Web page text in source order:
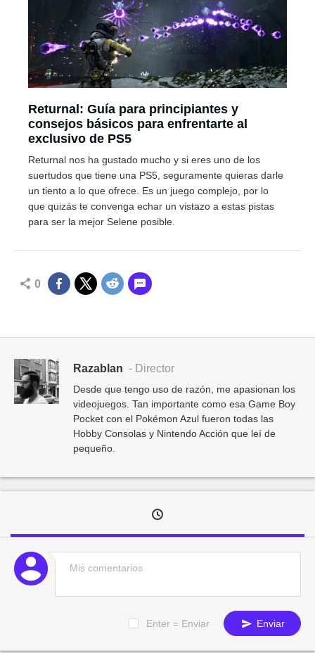
Returnal: Guía para principiantes y
consejos básicos para enfrentarte al
exclusivo de PS5
Returnal nos ha gustado mucho y si eres uno de los
suertudos que tiene una PS5, seguramente quieras darle
un tiento a lo que ofrece. Es un juego complejo, por lo
que quizás te convenga echar un vistazo a estas pistas
para ser la mejor Selene posible.
0
Razablan - Director
Desde que tengo uso de razón, me apasionan los
videojuegos. Tan importante como esa Game Boy
Pocket con el Pokémon Azul fueron todas las
Hobby Consolas y Nintendo Acción que leí de
pequeño.
Enter = Enviar Enviar